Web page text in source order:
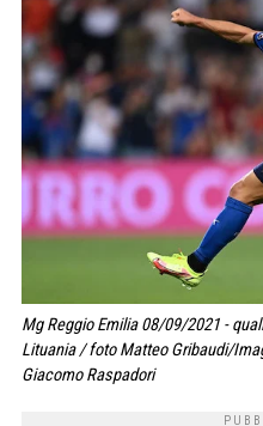
Mg Reggio Emilia 08/09/2021 -
Lituania / foto Matteo Gribaudi/
Giacomo Raspadori